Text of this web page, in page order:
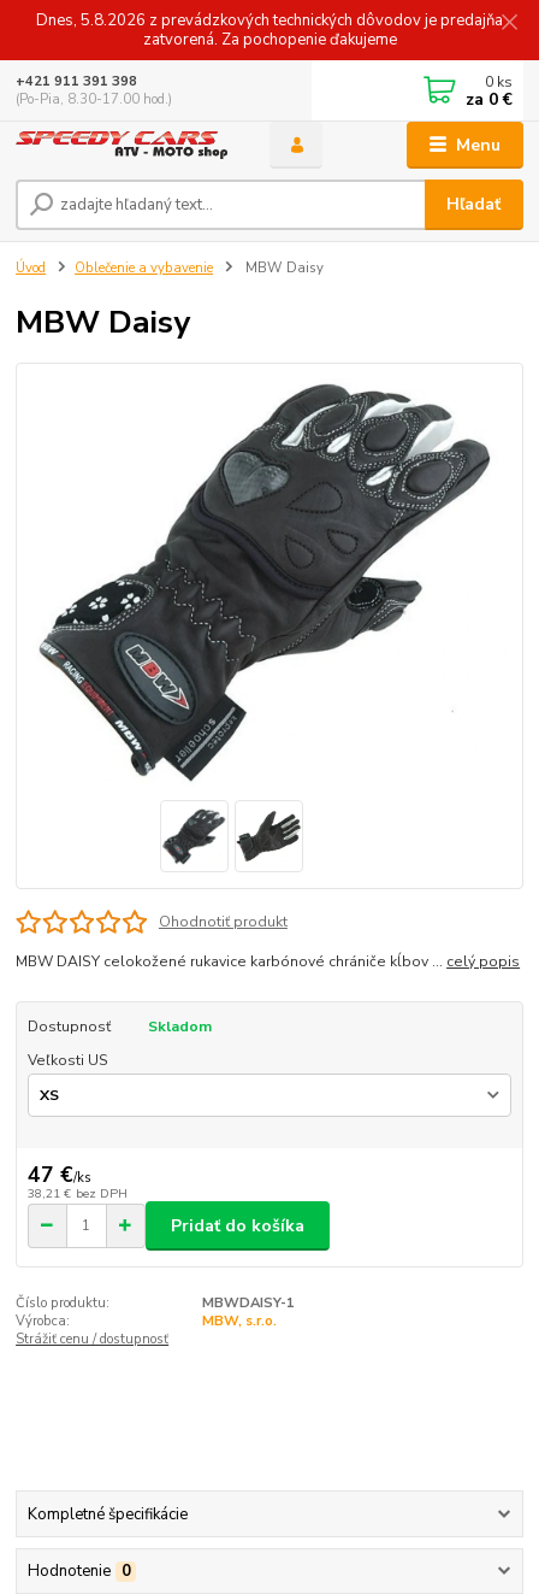
Dnes, 5.8.2026 z prevádzkových technických dôvodov je predajňa
zatvorená. Za pochopenie ďakujeme
Menu
Hľadať
+421 911 391 398
(Po-Pia, 8.30-17.00 hod.)
0 ks
za 0 €
Úvod Oblečenie a vybavenie MBW Daisy
MBW Daisy
Ohodnotiť produkt
MBW DAISY celokožené rukavice karbónové chrániče kĺbov ... celý popis
Dostupnosť
Skladom
Veľkosti US
47 €/ks
38,21 € bez DPH
Pridať do košíka
Číslo produktu:
MBWDAISY-1
Výrobca:
MBW, s.r.o.
Strážiť cenu / dostupnosť
Kompletné špecifikácie
Hodnotenie 0